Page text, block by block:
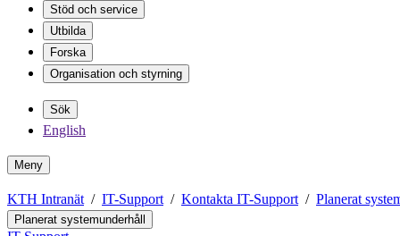
Stöd och service
Utbilda
Forska
Organisation och styrning
Sök
English
Meny
KTH Intranät IT-Support Kontakta IT-Support Planerat
Planerat systemunderhåll